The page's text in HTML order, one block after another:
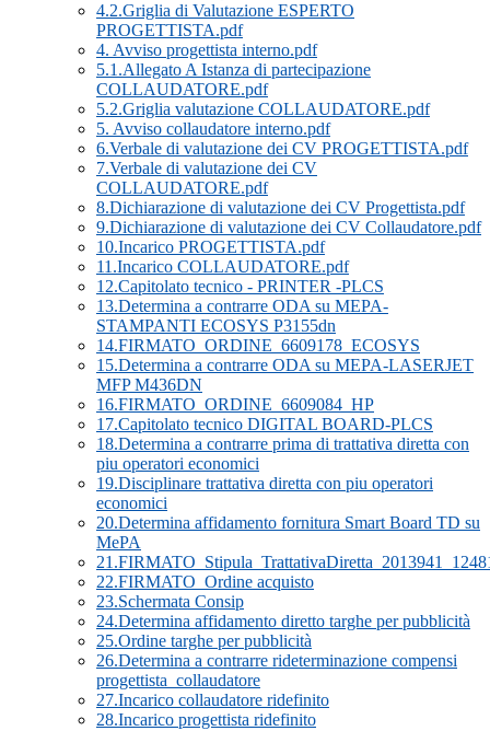
4.2.Griglia di Valutazione ESPERTO
PROGETTISTA.pdf
4. Avviso progettista interno.pdf
5.1.Allegato A Istanza di partecipazione
COLLAUDATORE.pdf
5.2.Griglia valutazione COLLAUDATORE.pdf
5. Avviso collaudatore interno.pdf
6.Verbale di valutazione dei CV PROGETTISTA.pdf
7.Verbale di valutazione dei CV
COLLAUDATORE.pdf
8.Dichiarazione di valutazione dei CV Progettista.pdf
9.Dichiarazione di valutazione dei CV Collaudatore.pdf
10.Incarico PROGETTISTA.pdf
11.Incarico COLLAUDATORE.pdf
12.Capitolato tecnico - PRINTER -PLCS
13.Determina a contrarre ODA su MEPA-
STAMPANTI ECOSYS P3155dn
14.FIRMATO_ORDINE_6609178_ECOSYS
15.Determina a contrarre ODA su MEPA-LASERJET
MFP M436DN
16.FIRMATO_ORDINE_6609084_HP
17.Capitolato tecnico DIGITAL BOARD-PLCS
18.Determina a contrarre prima di trattativa diretta con
piu operatori economici
19.Disciplinare trattativa diretta con piu operatori
economici
20.Determina affidamento fornitura Smart Board TD su
MePA
22.FIRMATO_Ordine acquisto
23.Schermata Consip
24.Determina affidamento diretto targhe per pubblicità
25.Ordine targhe per pubblicità
26.Determina a contrarre rideterminazione compensi
progettista_collaudatore
27.Incarico collaudatore ridefinito
28.Incarico progettista ridefinito